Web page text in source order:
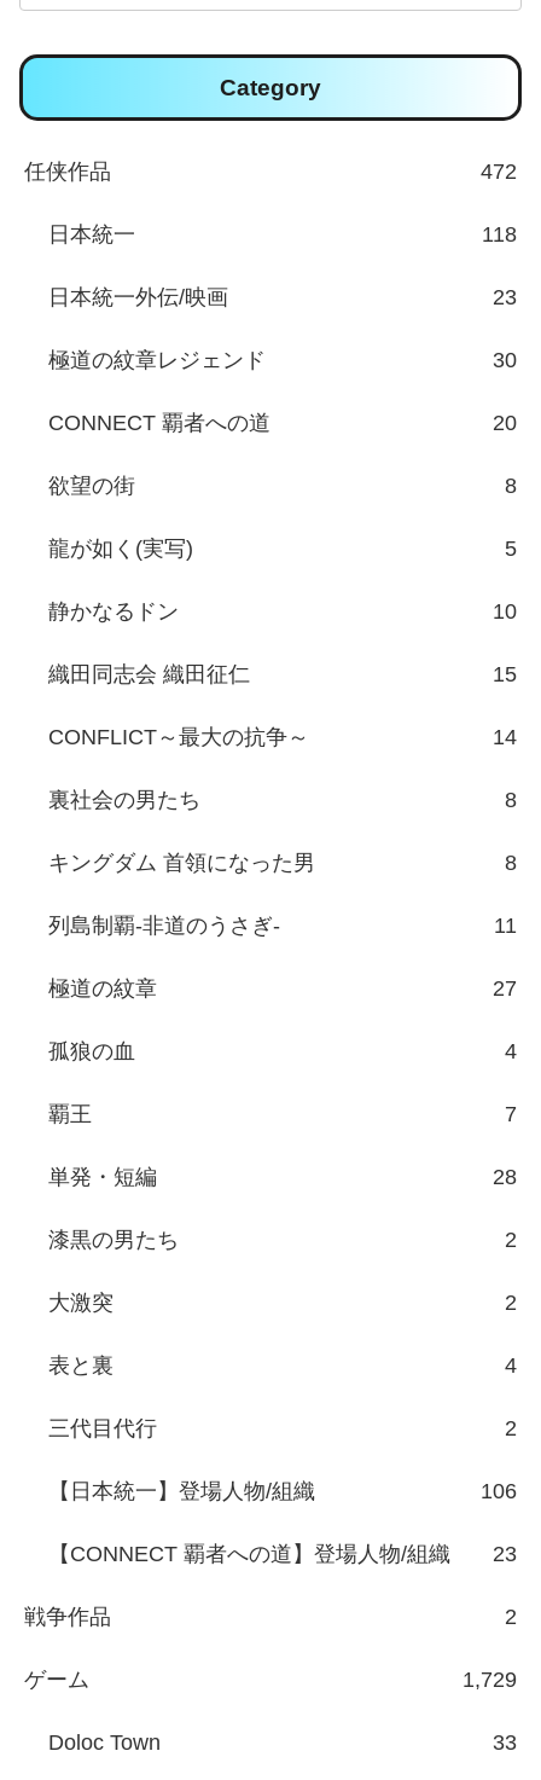
Category
任侠作品 472
日本統一 118
日本統一外伝/映画 23
極道の紋章レジェンド 30
CONNECT 覇者への道 20
欲望の街 8
龍が如く(実写) 5
静かなるドン 10
織田同志会 織田征仁 15
CONFLICT～最大の抗争～ 14
裏社会の男たち 8
キングダム 首領になった男 8
列島制覇-非道のうさぎ- 11
極道の紋章 27
孤狼の血 4
覇王 7
単発・短編 28
漆黒の男たち 2
大激突 2
表と裏 4
三代目代行 2
【日本統一】登場人物/組織 106
【CONNECT 覇者への道】登場人物/組織 23
戦争作品 2
ゲーム 1,729
Doloc Town 33